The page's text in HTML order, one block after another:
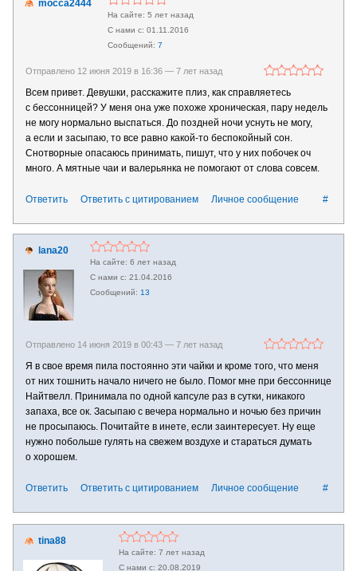
mocca2444
5 лет назад
01.11.2016
7
Отправлено 12 июня 2019 в 16:36 — 7 лет назад
Всем привет. Девушки, расскажите плиз, как справляетесь
с бессонницей? У меня она уже похоже хроническая, пару недель
не могу нормально выспаться. До поздней ночи уснуть не могу,
а если и засыпаю, то все равно какой-то беспокойный сон.
Снотворные опасаюсь принимать, пишут, что у них побочек оч
много. А мятные чаи и валерьянка не помогают от слова совсем.
#
Ответить Ответить с цитированием Личное сообщение
lana20
6 лет назад
21.04.2016
13
Отправлено 14 июня 2019 в 00:43 — 7 лет назад
Я в свое время пила постоянно эти чайки и кроме того, что меня
от них тошнить начало ничего не было. Помог мне при бессоннице
Найтвелл. Принимала по одной капсуле раз в сутки, никакого
запаха, все ок. Засыпаю с вечера нормально и ночью без причин
не просыпаюсь. Почитайте в инете, если заинтересует. Ну еще
нужно побольше гулять на свежем воздухе и стараться думать
о хорошем.
#
Ответить Ответить с цитированием Личное сообщение
tina88
7 лет назад
20.08.2019